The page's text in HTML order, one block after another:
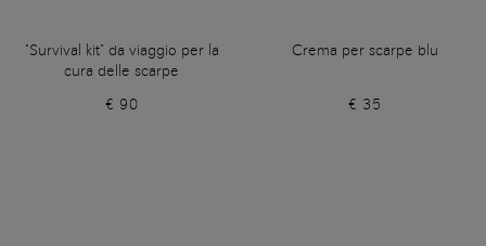
"Survival kit" da viaggio per la
cura delle scarpe
€ 90
Crema per scarpe blu
€ 35